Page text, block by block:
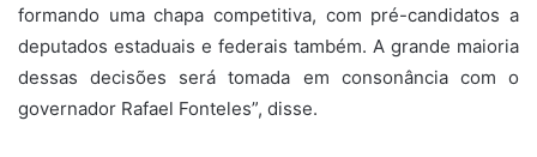
formando uma chapa competitiva, com pré-candidatos a
deputados estaduais e federais também. A grande maioria
dessas decisões será tomada em consonância com o
governador Rafael Fonteles”, disse.